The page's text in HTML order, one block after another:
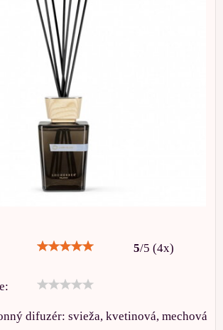
5/5 (4x)
difuzér: svieža, kvetinová, mechová